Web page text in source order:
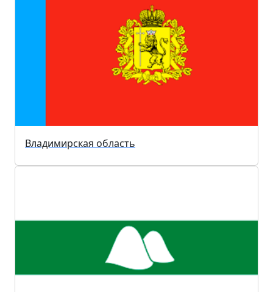
Владимирская область